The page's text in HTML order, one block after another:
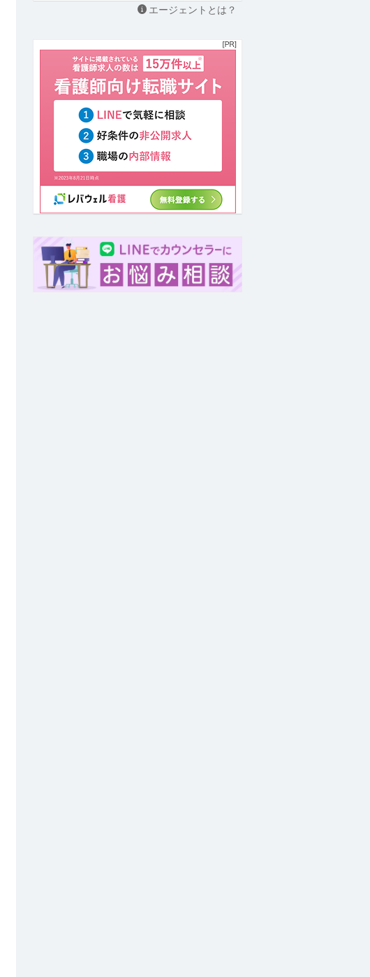
エージェントとは？